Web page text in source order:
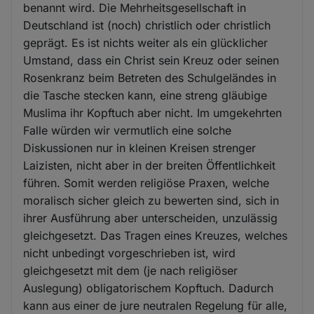
benannt wird. Die Mehrheitsgesellschaft in
Deutschland ist (noch) christlich oder christlich
geprägt. Es ist nichts weiter als ein glücklicher
Umstand, dass ein Christ sein Kreuz oder seinen
Rosenkranz beim Betreten des Schulgeländes in
die Tasche stecken kann, eine streng gläubige
Muslima ihr Kopftuch aber nicht. Im umgekehrten
Falle würden wir vermutlich eine solche
Diskussionen nur in kleinen Kreisen strenger
Laizisten, nicht aber in der breiten Öffentlichkeit
führen. Somit werden religiöse Praxen, welche
moralisch sicher gleich zu bewerten sind, sich in
ihrer Ausführung aber unterscheiden, unzulässig
gleichgesetzt. Das Tragen eines Kreuzes, welches
nicht unbedingt vorgeschrieben ist, wird
gleichgesetzt mit dem (je nach religiöser
Auslegung) obligatorischem Kopftuch. Dadurch
kann aus einer de jure neutralen Regelung für alle,